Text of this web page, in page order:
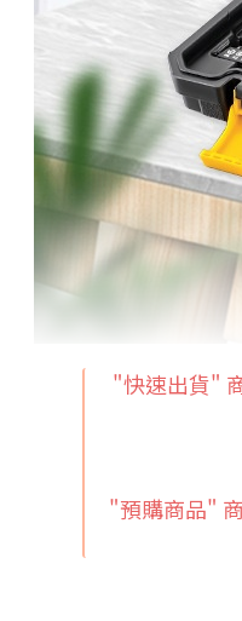
"快速出貨"
"預購商品"